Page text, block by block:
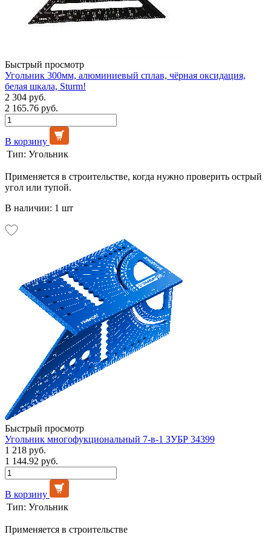
Быстрый просмотр
Угольник 300мм, алюминиевый сплав, чёрная оксидация,
белая шкала, Sturm!
2 304 руб.
2 165.76 руб.
В корзину
Тип: Угольник
Применяется в строительстве, когда нужно проверить острый
угол или тупой.
В наличии: 1 шт
Быстрый просмотр
Угольник многофукциональный 7-в-1 ЗУБР 34399
1 218 руб.
1 144.92 руб.
В корзину
Тип: Угольник
Применяется в строительстве